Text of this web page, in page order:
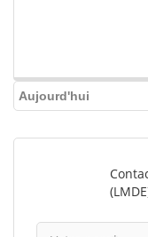
Aujourd'hui